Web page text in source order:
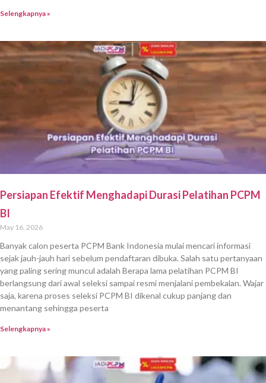
Selengkapnya »
Persiapan Efektif Menghadapi Durasi Pelatihan PCPM
BI
May 16, 2026
Banyak calon peserta PCPM Bank Indonesia mulai mencari informasi
sejak jauh-jauh hari sebelum pendaftaran dibuka. Salah satu pertanyaan
yang paling sering muncul adalah Berapa lama pelatihan PCPM BI
berlangsung dari awal seleksi sampai resmi menjalani pembekalan. Wajar
saja, karena proses seleksi PCPM BI dikenal cukup panjang dan
menantang sehingga peserta
Selengkapnya »